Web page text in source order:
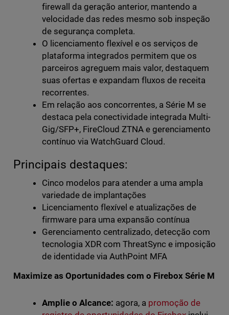
firewall da geração anterior, mantendo a
velocidade das redes mesmo sob inspeção
de segurança completa.
O licenciamento flexível e os serviços de
plataforma integrados permitem que os
parceiros agreguem mais valor, destaquem
suas ofertas e expandam fluxos de receita
recorrentes.
Em relação aos concorrentes, a Série M se
destaca pela conectividade integrada Multi-
Gig/SFP+, FireCloud ZTNA e gerenciamento
contínuo via WatchGuard Cloud.
Principais destaques:
Cinco modelos para atender a uma ampla
variedade de implantações
Licenciamento flexível e atualizações de
firmware para uma expansão contínua
Gerenciamento centralizado, detecção com
tecnologia XDR com ThreatSync e imposição
de identidade via AuthPoint MFA
Maximize as Oportunidades com o Firebox Série M
Amplie o Alcance: agora, a promoção de